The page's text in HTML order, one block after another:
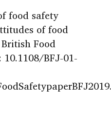
food safety
of food
Food
BFJ-01-